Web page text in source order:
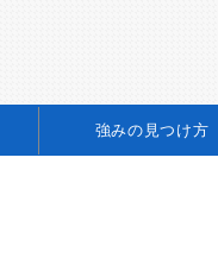
強みの見つけ方